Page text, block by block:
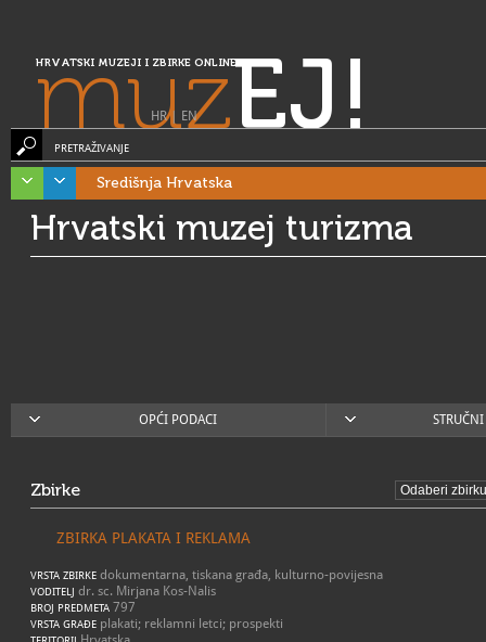
HRVATSKI MUZEJI I ZBIRKE ONLINE
muzEJ!
HR| EN
PRETRAŽIVANJE
Središnja Hrvatska
Hrvatski muzej turizma
OPĆI PODACI
Zbirke
ZBIRKA PLAKATA I REKLAMA
VRSTA ZBIRKE dokumentarna, tiskana građa, kulturno-povijesna
VODITELJ dr. sc. Mirjana Kos-Nalis
BROJ PREDMETA 797
VRSTA GRAĐE plakati; reklamni letci; prospekti